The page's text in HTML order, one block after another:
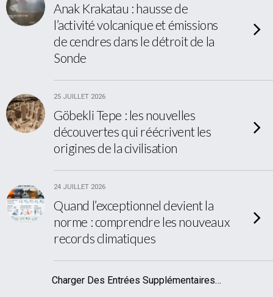
Anak Krakatau : hausse de
l’activité volcanique et émissions
de cendres dans le détroit de la
Sonde
25 JUILLET 2026
Göbekli Tepe : les nouvelles
découvertes qui réécrivent les
origines de la civilisation
24 JUILLET 2026
Quand l’exceptionnel devient la
norme : comprendre les nouveaux
records climatiques
Charger Des Entrées Supplémentaires…